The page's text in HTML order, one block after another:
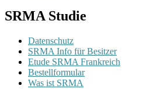
SRMA Studie
Datenschutz
SRMA Info für Besitzer
Etude SRMA Frankreich
Bestellformular
Was ist SRMA